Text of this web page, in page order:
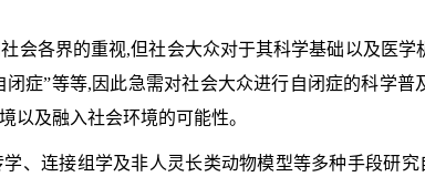
会各界的重视,但社会大众对于其科学基础以及医学
症”等等,因此急需对社会大众进行自闭症的科学普
以及融入社会环境的可能性。
、连接组学及非人灵长类动物模型等多种手段研究